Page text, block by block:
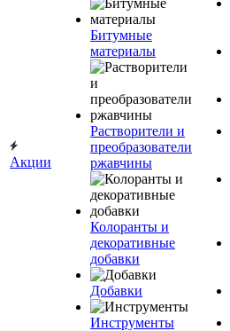
Акции
Битумные
материалы
Растворители и
преобразователи
ржавчины
Колоранты и
декоративные
добавки
Добавки
Инструменты